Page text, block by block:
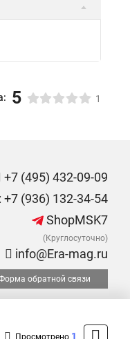
5 1
+7 (495) 432-09-09
+7 (936) 132-34-54
ShopMSK7
(Круглосуточно)
info@Era-mag.ru
обратной связи
Просмотрено 1